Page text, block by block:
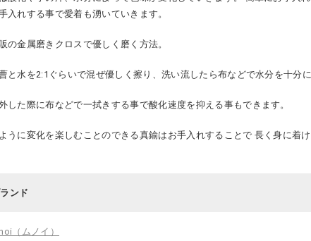
入れする事で愛着も湧いていきます。
の金属磨きクロスで優しく磨く方法。
と水を2:1ぐらいで混ぜ優しく擦り、洗い流したら布などで水分を十分に
した際に布などで一拭きする事で酸化速度を抑える事もできます。
うに変化を楽しむことのできる真鍮はお手入れすることで 長く身に着
ンド
（ムノイ）